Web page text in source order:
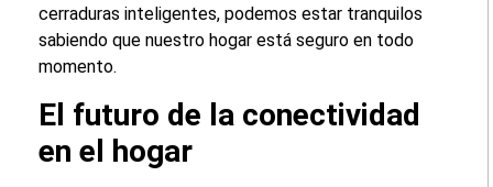
cerraduras inteligentes, podemos estar tranquilos
sabiendo que nuestro hogar está seguro en todo
momento.
El futuro de la conectividad
en el hogar